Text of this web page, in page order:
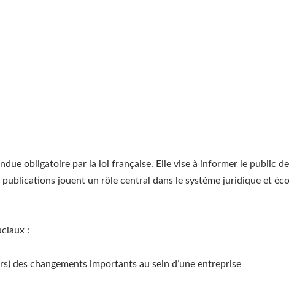
obligatoire par la loi française. Elle vise à informer le public
publications jouent un rôle central dans le système juridique et
:
des changements importants au sein d’une entreprise